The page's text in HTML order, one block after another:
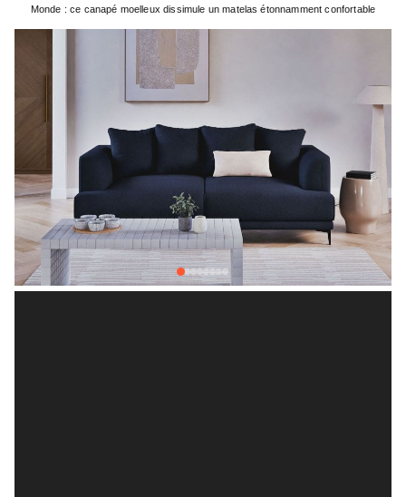
Monde : ce canapé moelleux dissimule un matelas étonnamment confortable